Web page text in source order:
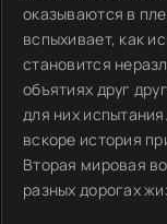
оказываются в
вспыхивает, как
становится
объятиях друг
для них
вскоре история
Вторая мировая
разных дорогах